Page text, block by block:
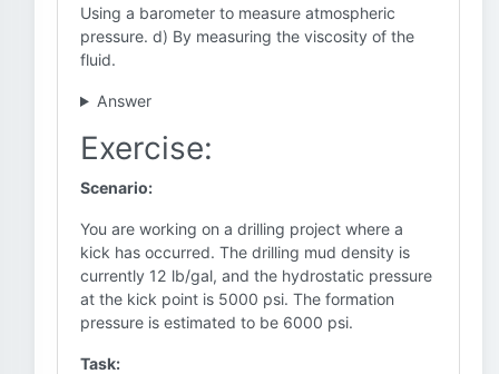
Using a barometer to measure atmospheric
pressure. d) By measuring the viscosity of the
fluid.
Answer
Exercise:
Scenario:
You are working on a drilling project where a
kick has occurred. The drilling mud density is
currently 12 lb/gal, and the hydrostatic pressure
at the kick point is 5000 psi. The formation
pressure is estimated to be 6000 psi.
Task: